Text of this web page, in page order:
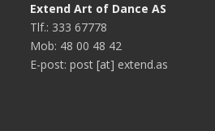
Extend Art of Dance AS
Tlf.: 333 67778
Mob: 48 00 48 42
E-post: post [at] extend.as